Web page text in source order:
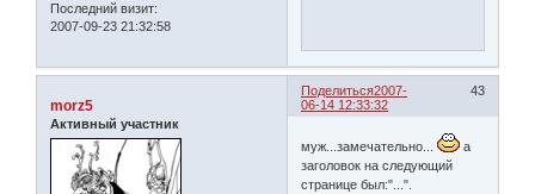
Последний визит:
2007-09-23 21:32:58
Поделиться 43
2007-
06-14 12:33:32
morz5
Активный участник
муж...замечательно...
а
заголовок на следующий
странице был:"...".